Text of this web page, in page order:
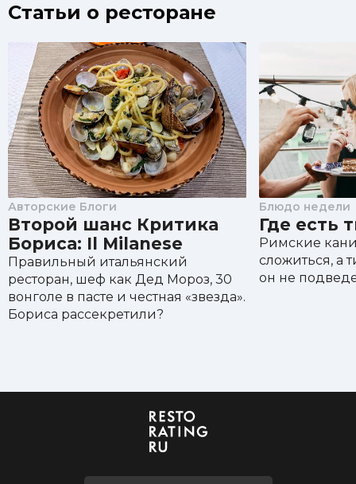
Статьи о ресторане
Авторские Блоги
Второй шанс Критика
Бориса: Il Milanese
Правильный итальянский
ресторан, шеф как Дед Мороз, 30
вонголе в пасте и честная «звезда».
Бориса рассекретили?
Блюдо недели
Где есть
Римские
сложиться, а
он не